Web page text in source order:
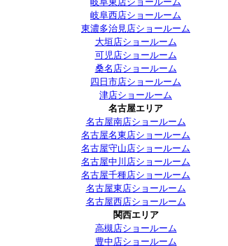
岐阜西店ショールーム
東濃多治見店ショールーム
大垣店ショールーム
可児店ショールーム
桑名店ショールーム
四日市店ショールーム
津店ショールーム
名古屋エリア
名古屋南店ショールーム
名古屋名東店ショールーム
名古屋守山店ショールーム
名古屋中川店ショールーム
名古屋千種店ショールーム
名古屋東店ショールーム
名古屋西店ショールーム
関西エリア
高槻店ショールーム
豊中店ショールーム